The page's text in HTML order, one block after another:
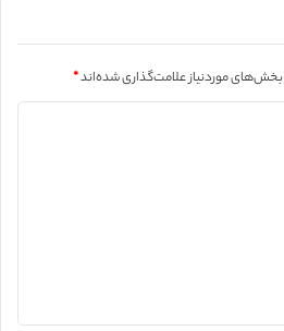
بخش‌های موردنیاز علامت‌گذاری شده‌اند*